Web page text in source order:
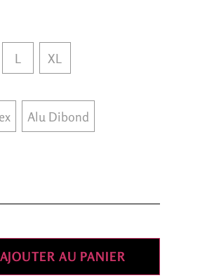
L XL
Alu Dibond
AJOUTER AU PANIER